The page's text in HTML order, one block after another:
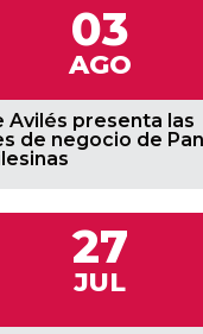
03
AGO
Avilés presenta las
de negocio de
27
JUL